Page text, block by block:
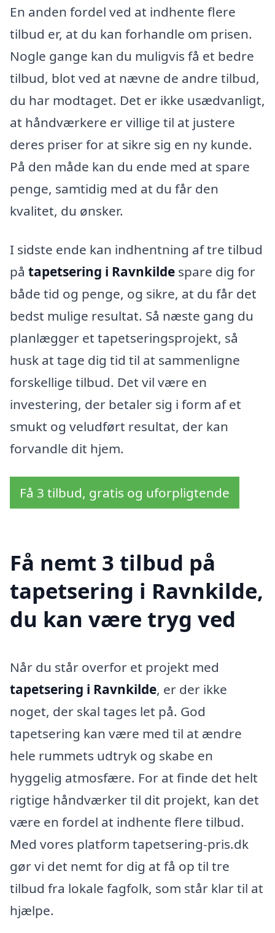
En anden fordel ved at indhente flere
tilbud er, at du kan forhandle om prisen.
Nogle gange kan du muligvis få et bedre
tilbud, blot ved at nævne de andre tilbud,
du har modtaget. Det er ikke usædvanligt,
at håndværkere er villige til at justere
deres priser for at sikre sig en ny kunde.
På den måde kan du ende med at spare
penge, samtidig med at du får den
kvalitet, du ønsker.
I sidste ende kan indhentning af tre tilbud
på tapetsering i Ravnkilde spare dig for
både tid og penge, og sikre, at du får det
bedst mulige resultat. Så næste gang du
planlægger et tapetseringsprojekt, så
husk at tage dig tid til at sammenligne
forskellige tilbud. Det vil være en
investering, der betaler sig i form af et
smukt og veludført resultat, der kan
forvandle dit hjem.
Få 3 tilbud, gratis og uforpligtende
Få nemt 3 tilbud på
tapetsering i Ravnkilde,
du kan være tryg ved
Når du står overfor et projekt med
tapetsering i Ravnkilde, er der ikke
noget, der skal tages let på. God
tapetsering kan være med til at ændre
hele rummets udtryk og skabe en
hyggelig atmosfære. For at finde det helt
rigtige håndværker til dit projekt, kan det
være en fordel at indhente flere tilbud.
Med vores platform tapetsering-pris.dk
gør vi det nemt for dig at få op til tre
tilbud fra lokale fagfolk, som står klar til at
hjælpe.